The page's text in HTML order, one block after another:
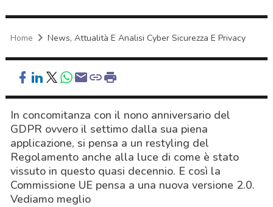
Home News, Attualità E Analisi Cyber Sicurezza E Privacy
In concomitanza con il nono anniversario del
GDPR ovvero il settimo dalla sua piena
applicazione, si pensa a un restyling del
Regolamento anche alla luce di come è stato
vissuto in questo quasi decennio. E così la
Commissione UE pensa a una nuova versione 2.0.
Vediamo meglio